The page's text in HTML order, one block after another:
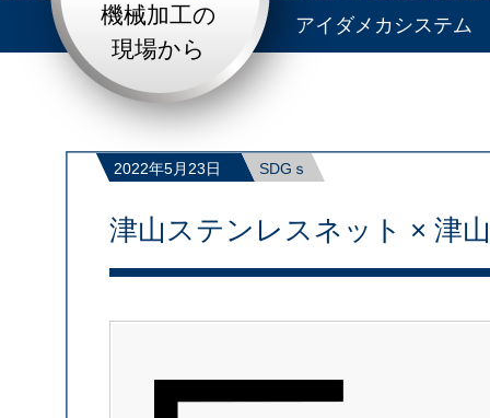
機械加工の
現場から
アイダメカシステム
2022年5月23日 SDGｓ
津山ステンレスネット ×